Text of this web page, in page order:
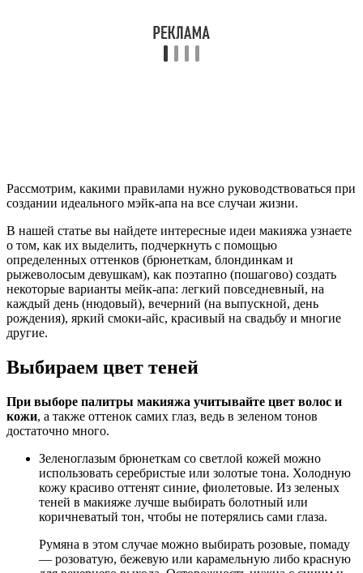
Рассмотрим, какими правилами нужно руководствоваться при
создании идеального мэйк-апа на все случаи жизни.
В нашей статье вы найдете интересные идеи макияжа узнаете
о том, как их выделить, подчеркнуть с помощью
определенных оттенков (брюнеткам, блондинкам и
рыжеволосым девушкам), как поэтапно (пошагово) создать
некоторые варианты мейк-апа: легкий повседневный, на
каждый день (нюдовый), вечерний (на выпускной, день
рождения), яркий смоки-айс, красивый на свадьбу и многие
другие.
Выбираем цвет теней
При выборе палитры макияжа учитывайте цвет волос и
кожи, а также оттенок самих глаз, ведь в зеленом тонов
достаточно много.
Зеленоглазым брюнеткам со светлой кожей можно
использовать серебристые или золотые тона. Холодную
кожу красиво оттенят синие, фиолетовые. Из зеленых
теней в макияже лучше выбирать болотный или
коричневатый тон, чтобы не потерялись сами глаза.
Румяна в этом случае можно выбирать розовые, помаду
— розоватую, бежевую или карамельную либо красную